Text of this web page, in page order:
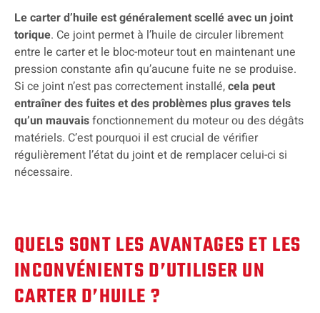
Le carter d’huile est généralement scellé avec un joint
torique. Ce joint permet à l’huile de circuler librement
entre le carter et le bloc-moteur tout en maintenant une
pression constante afin qu’aucune fuite ne se produise.
Si ce joint n’est pas correctement installé,cela peut
entraîner des fuites et des problèmes plus graves tels
qu’un mauvaisfonctionnement du moteur ou des dégâts
matériels. C’est pourquoi il est crucial de vérifier
régulièrement l’état du joint et de remplacer celui-ci si
nécessaire.
QUELS SONT LES AVANTAGES ET LES
INCONVÉNIENTS D’UTILISER UN
CARTER D’HUILE ?